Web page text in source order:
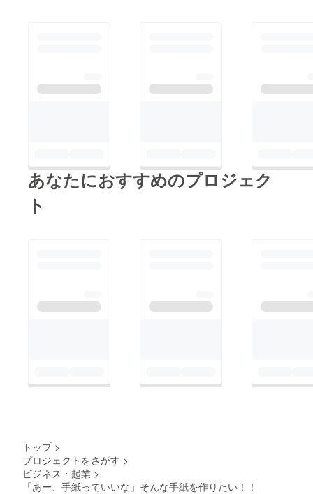
あなたにおすすめのプロジェク
ト
トップ >
プロジェクトをさがす >
ビジネス・起業 >
「あー、手紙っていいな」そんな手紙を作りたい！！